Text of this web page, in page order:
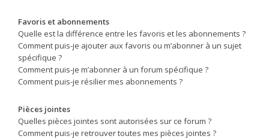
Favoris et abonnements
Quelle est la différence entre les favoris et les abonnements ?
Comment puis-je ajouter aux favoris ou m’abonner à un sujet
spécifique ?
Comment puis-je m’abonner à un forum spécifique ?
Comment puis-je résilier mes abonnements ?
Pièces jointes
Quelles pièces jointes sont autorisées sur ce forum ?
Comment puis-je retrouver toutes mes pièces jointes ?